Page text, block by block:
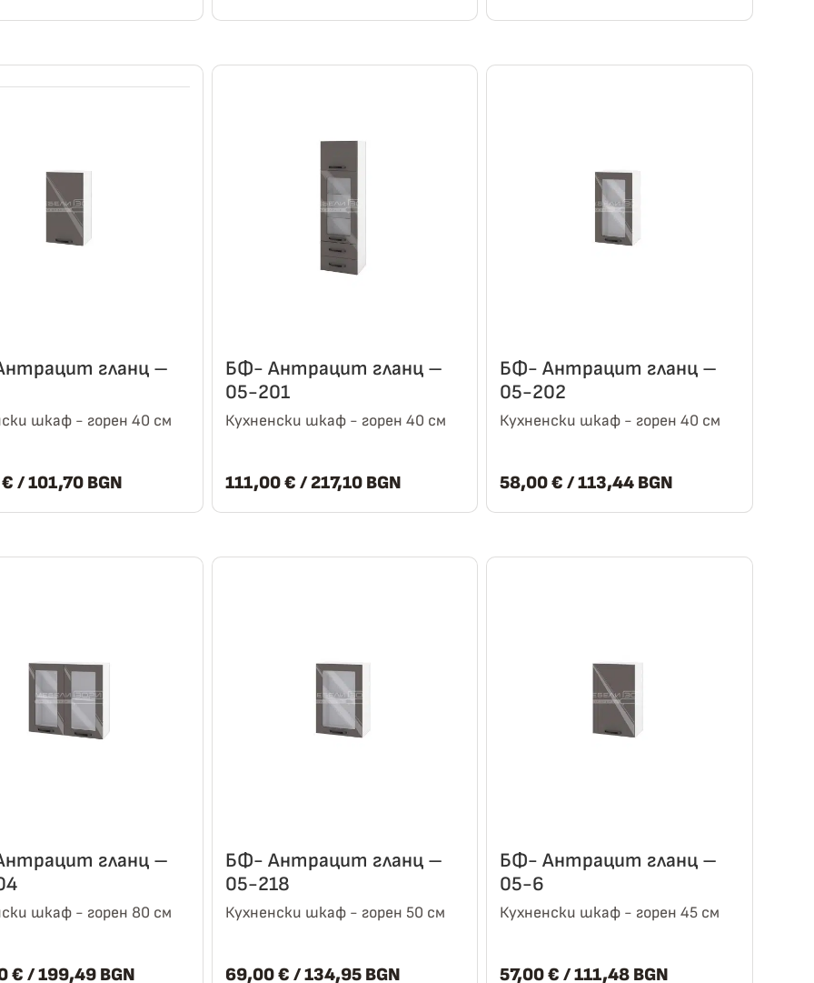
гланц –
шкаф - горен 40 см
€ / 101,70 BGN
БФ- Антрацит гланц –
05-201
Кухненски шкаф - горен 40 см
111,00€ / 217,10 BGN
БФ- Антрацит гланц –
05-202
Кухненски шкаф - горен 40 см
58,00€ / 113,44 BGN
гланц –
шкаф - горен 80 см
€ / 199,49 BGN
БФ- Антрацит гланц –
05-218
Кухненски шкаф - горен 50 см
69,00€ / 134,95 BGN
БФ- Антрацит гланц –
05-6
Кухненски шкаф - горен 45 см
57,00€ / 111,48 BGN